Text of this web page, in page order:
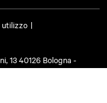
utilizzo
13 40126 Bologna -